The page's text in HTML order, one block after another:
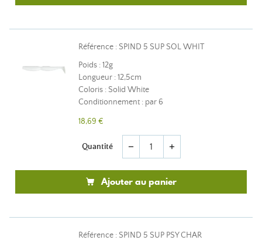
Référence : SPIND 5 SUP SOL WHIT
Poids : 12g
Longueur : 12,5cm
Coloris : Solid White
Conditionnement : par 6
18,69 €
Quantité remove add
Ajouter au panier
Référence : SPIND 5 SUP PSY CHAR